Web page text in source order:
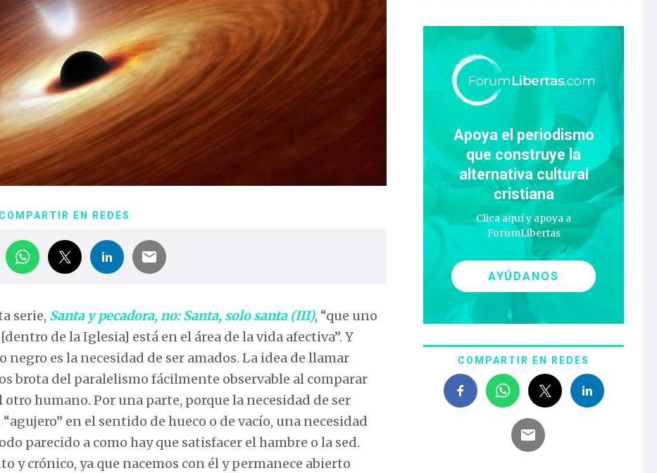
COMPARTIR EN REDES
serie, Santa y pecadora, no: Santa, solo santa (III), “que uno
de la Iglesia] está en el área de la vida afectiva”. Y
es la necesidad de ser amados. La idea de llamar
brota del paralelismo fácilmente observable al comparar
humano. Por una parte, porque la necesidad de ser
en el sentido de hueco o de vacío, una necesidad
parecido a como hay que satisfacer el hambre o la sed.
y crónico, ya que nacemos con él y permanece abierto
Apoya el periodismo
que construye la
alternativa cultural
cristiana
Clica aquí y apoya a
ForumLibertas
AYÚDANOS
COMPARTIR EN REDES